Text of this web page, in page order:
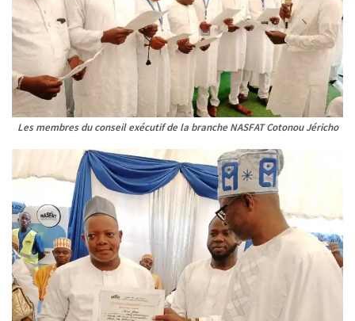
Les membres du conseil exécutif de la branche NASFAT Cotonou Jéricho